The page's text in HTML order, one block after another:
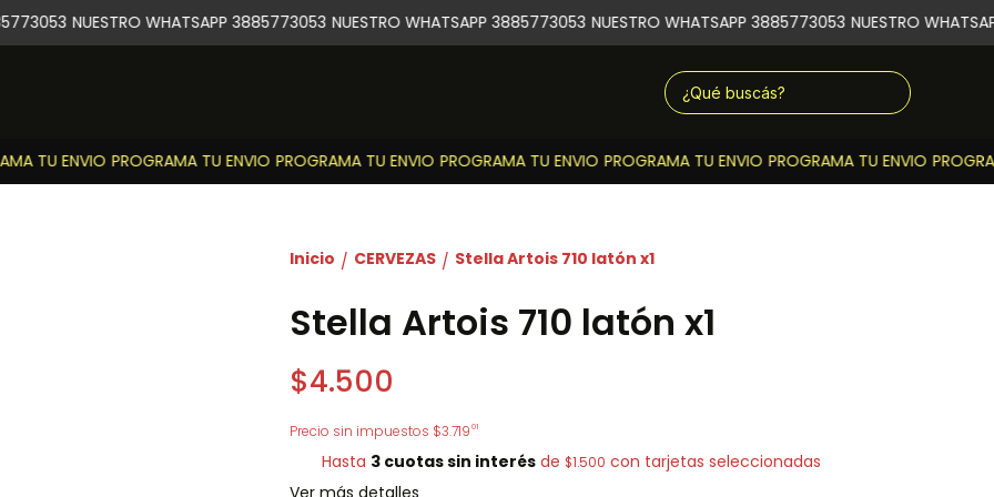
TU ENVIO PROGRAMA TU ENVIO PROGRAMA TU ENVIO PROGRAMA TU ENVIO PROGRAMA TU ENVIO PROGRAMA TU ENVIO
NUESTRO WHATSAPP 3885773053 NUESTRO WHATSAPP 3885773053 NUESTRO WHATSAPP 3885773053 NUESTRO
Inicio / CERVEZAS / Stella Artois 710 latón x1
Stella Artois 710 latón x1
$4.500
Precio sin impuestos $3.71901
Hasta 3 cuotas sin interésde $1.500 con tarjetas seleccionadas
Ver más detalles